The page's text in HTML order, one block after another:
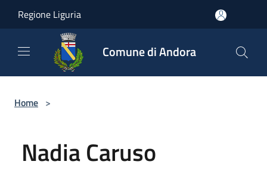
Regione Liguria
Comune di Andora
Home >
Nadia Caruso